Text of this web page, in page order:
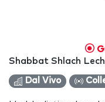
Shabbat Shlach
Dal Vivo